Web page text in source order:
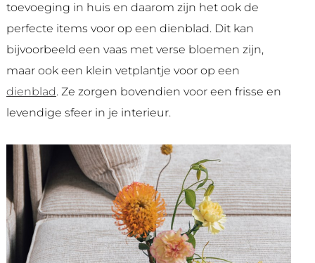
toevoeging in huis en daarom zijn het ook de
perfecte items voor op een dienblad. Dit kan
bijvoorbeeld een vaas met verse bloemen zijn,
maar ook een klein vetplantje voor op een
dienblad. Ze zorgen bovendien voor een frisse en
levendige sfeer in je interieur.